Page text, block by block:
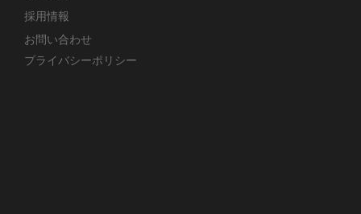
採用情報
お問い合わせ
プライバシーポリシー